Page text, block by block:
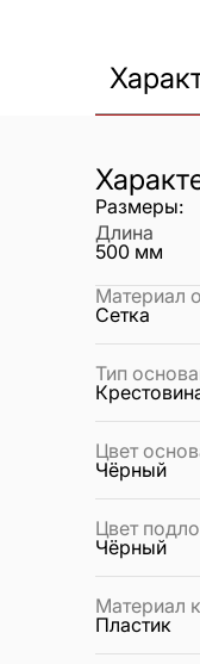
Размеры:
Длина
500 мм
Материал
Сетка
Тип
Цвет
Чёрный
Цвет
Чёрный
Материал
Пластик